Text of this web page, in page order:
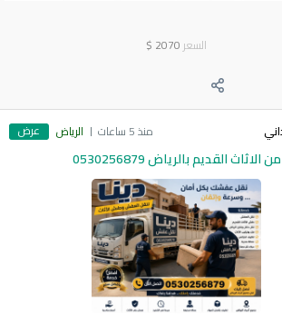
السعر 2070
$
منذ 5 ساعات الرياض عرض
القديم بالرياض 0530256879